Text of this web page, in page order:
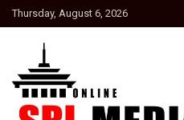
Skip
to
Thursday, August 6, 2026